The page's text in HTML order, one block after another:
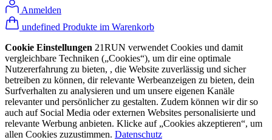
Anmelden
undefined Produkte im Warenkorb
Cookie Einstellungen 21RUN verwendet Cookies und damit
vergleichbare Techniken („Cookies“), um dir eine optimale
Nutzererfahrung zu bieten, , die Website zuverlässig und sicher
betreiben zu können, dir relevante Werbeanzeigen zu bieten, dein
Surfverhalten zu analysieren und um unsere eigenen Kanäle
relevanter und persönlicher zu gestalten. Zudem können wir dir so
auch auf Social Media oder externen Websites personalisierte und
relevante Werbung anbieten. Klicke auf „Cookies akzeptieren“, um
allen Cookies zuzustimmen. Datenschutz